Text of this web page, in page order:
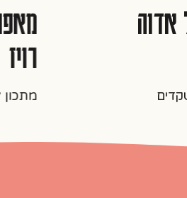
רויז
מתכון